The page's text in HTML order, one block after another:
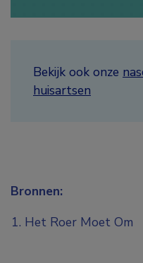
Bekijk ook onze
huisartsen
Bronnen:
Het Roer Moet Om